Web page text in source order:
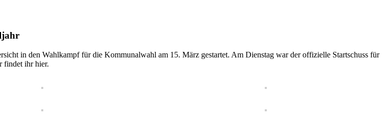
in den Wahlkampf für die Kommunalwahl am 15. März gestartet. Am Dienstag war der offizielle Startschuss für
findet ihr hier.